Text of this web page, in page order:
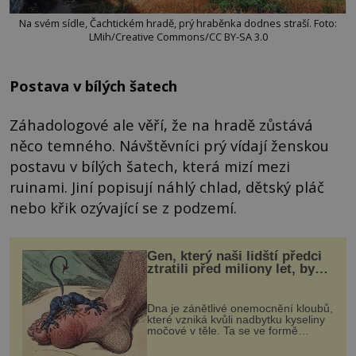
Na svém sídle, Čachtickém hradě, prý hraběnka dodnes straší. Foto:
LMih/Creative Commons/CC BY-SA 3.0
Postava v bílých šatech
Záhadologové ale věří, že na hradě zůstává
něco temného. Návštěvníci prý vídají ženskou
postavu v bílých šatech, která mizí mezi
ruinami. Jiní popisují náhlý chlad, dětský pláč
nebo křik ozývající se z podzemí.
Gen, který naši lidští předci
ztratili před miliony let, by
mohl pomoci s léčbou
„nemoci králů“
Dna je zánětlivé onemocnění kloubů,
které vzniká kvůli nadbytku kyseliny
močové v těle. Ta se ve formě